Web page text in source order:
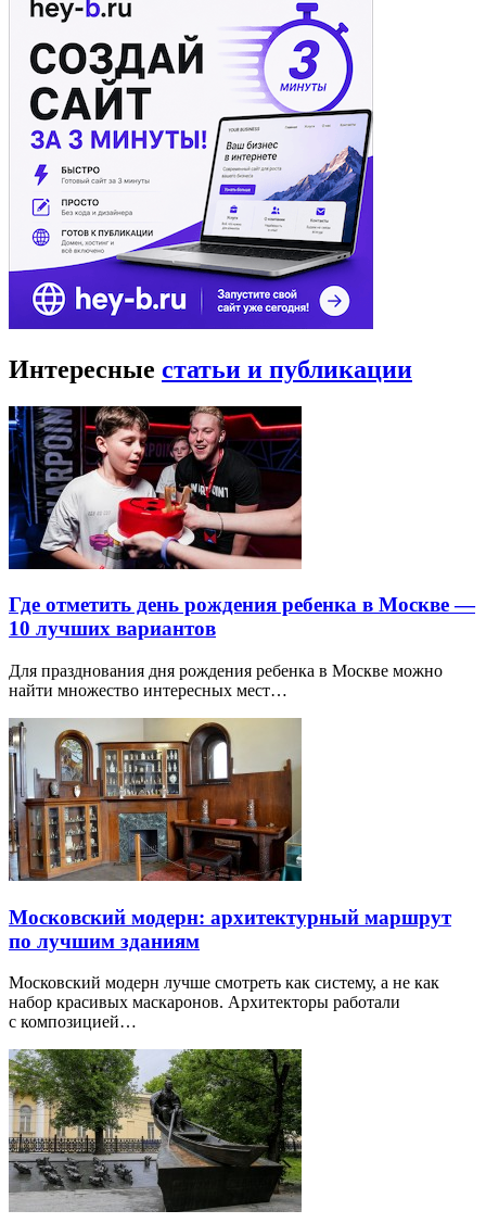
Интересные статьи и публикации
Где отметить день рождения ребенка в Москве —
10 лучших вариантов
Для празднования дня рождения ребенка в Москве можно
найти множество интересных мест…
Московский модерн: архитектурный маршрут
по лучшим зданиям
Московский модерн лучше смотреть как систему, а не как
набор красивых маскаронов. Архитекторы работали
с композицией…